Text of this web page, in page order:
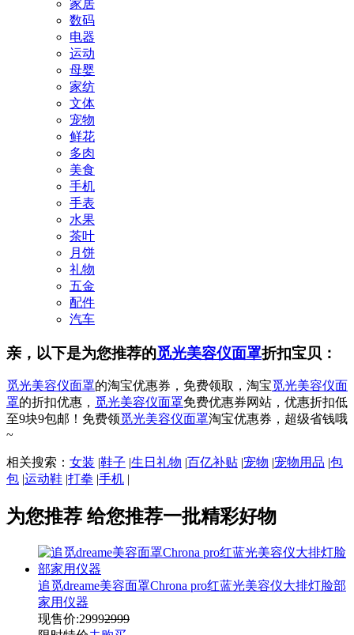
家居
数码
电器
运动
母婴
家纺
文体
宠物
鲜花
多肉
美食
手机
手表
水果
茶叶
月饼
礼物
五金
配件
汽车
亲，以下是为您推荐的觅光美容仪面罩折扣宝贝：
觅光美容仪面罩的淘宝优惠券，免费领取，淘宝觅光美容仪面
罩的折扣优惠， 觅光美容仪面罩免费优惠券网站，优惠折扣低
至9块9包邮！免费领觅光美容仪面罩淘宝优惠券，超级省钱哦
~
相关搜索： 女装 |鞋子 |生日礼物 |百亿补贴 |宠物 |宠物用品 |包
包 |运动鞋 |打拳 |手机 |
为您推荐 给您推荐一批精彩好物
追觅dreame美容面罩Chrona pro红蓝光美容仪大排灯脸部
家用仪器
现售价:29992999